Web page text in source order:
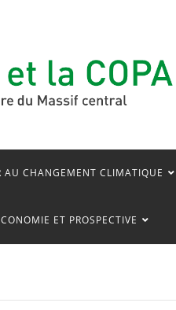
AU CHANGEMENT CLIMATIQUE
ET PROSPECTIVE